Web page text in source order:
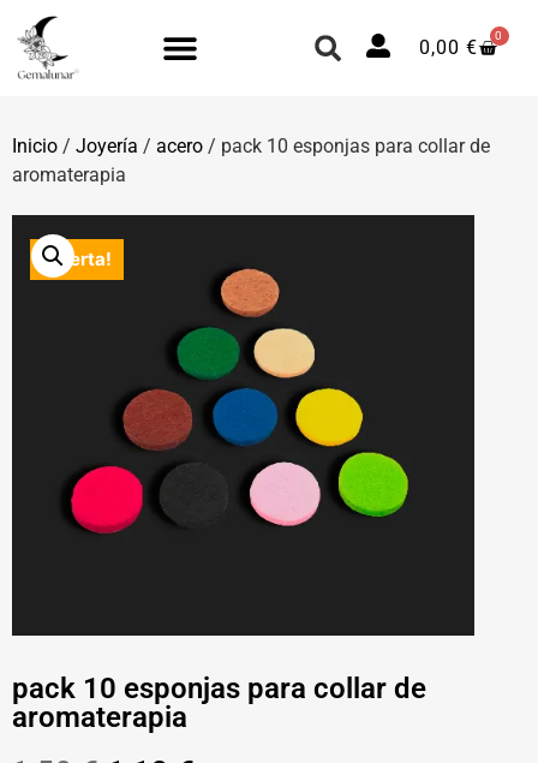
0,00 €
0
Inicio / Joyería / acero / pack 10 esponjas para collar de
aromaterapia
¡Oferta!
pack 10 esponjas para collar de
aromaterapia